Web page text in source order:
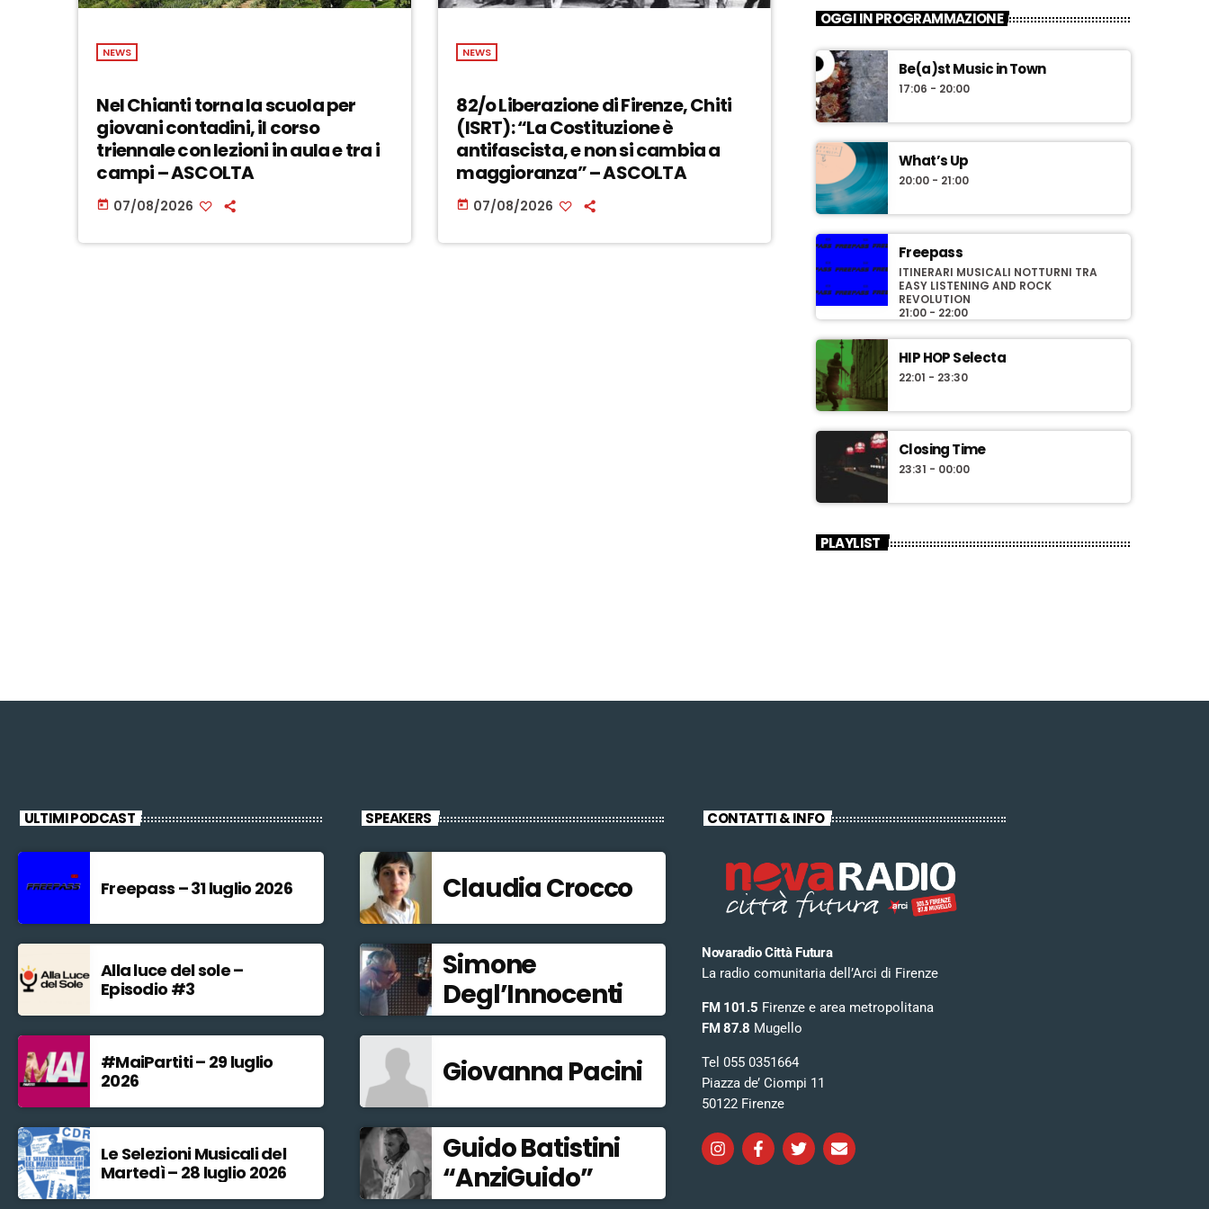
NEWS
Nel Chianti torna la scuola per
giovani contadini, il corso
triennale con lezioni in aula e tra i
campi – ASCOLTA
today 07/08/2026
NEWS
82/o Liberazione di Firenze, Chiti
(ISRT): “La Costituzione è
antifascista, e non si cambia a
maggioranza” – ASCOLTA
today 07/08/2026
OGGI IN PROGRAMMAZIONE
Be(a)st Music in Town
17:06 - 20:00
What’s Up
20:00 - 21:00
Freepass
ITINERARI MUSICALI NOTTURNI TRA
EASY LISTENING AND ROCK
REVOLUTION
21:00 - 22:00
HIP HOP Selecta
22:01 - 23:30
Closing Time
23:31 - 00:00
PLAYLIST
ULTIMI PODCAST
Freepass – 31 luglio 2026
Alla luce del sole –
Episodio #3
#MaiPartiti – 29 luglio
2026
Le Selezioni Musicali del
Martedì – 28 luglio 2026
SPEAKERS
Claudia Crocco
Simone
Degl’Innocenti
Giovanna Pacini
Guido Batistini
“AnziGuido”
CONTATTI & INFO
Novaradio Città Futura
La radio comunitaria dell’Arci di Firenze
FM 101.5 Firenze e area metropolitana
FM 87.8 Mugello
Tel 055 0351664
Piazza de’ Ciompi 11
50122 Firenze